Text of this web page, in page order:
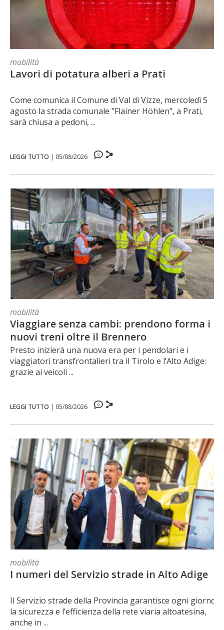
mobilità
Lavori di potatura alberi a Prati
Come comunica il Comune di Val di Vizze, mercoledì 5
agosto la strada comunale "Flainer Höhlen", a Prati,
sarà chiusa a pedoni, ...
LEGGI TUTTO | 05/08/2026 0
mobilità
Viaggiare senza cambi: prendono forma i
nuovi treni oltre il Brennero
Presto inizierà una nuova era per i pendolari e i
viaggiatori transfrontalieri tra il Tirolo e l’Alto Adige:
grazie ai veicoli ...
LEGGI TUTTO | 05/08/2026 0
mobilità
I numeri del Servizio strade in Alto Adige
Il Servizio strade della Provincia garantisce ogni giorno
la sicurezza e l’efficienza della rete viaria altoatesina,
anche in ...